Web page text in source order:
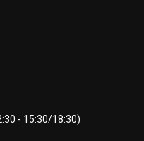
- 15:30/18:30)